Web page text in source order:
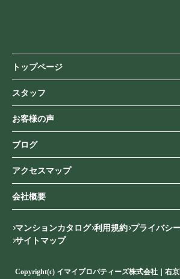
トップページ
スタッフ
お客様の声
ブログ
アクセスマップ
会社概要
マンションカタログ 利用規約 プライバシ
サイトマップ
Copyright(c) イマイプロパティーズ株式会社｜右